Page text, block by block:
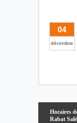
04
décembre